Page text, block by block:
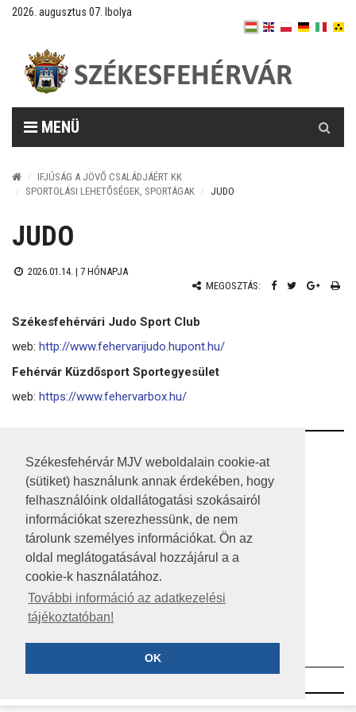
Székesfehérvár MJV weboldalain cookie-at
(sütiket) használunk annak érdekében, hogy
felhasználóink oldallátogatási szokásairól
információkat szerezhessünk, de nem
tárolunk személyes információkat. Ön az
oldal meglátogatásával hozzájárul a a
cookie-k használatához.
További információ az adatkezelési
tájékoztatóban!
OK
2026. augusztus 07. Ibolya
MENÜ
IFJÚSÁG A JÖVŐ CSALÁDJÁÉRT KK
SPORTOLÁSI LEHETŐSÉGEK, SPORTÁGAK
JUDO
JUDO
2026.01.14. | 7 HÓNAPJA
MEGOSZTÁS:
Székesfehérvári Judo Sport Club
web: http://www.fehervarijudo.hupont.hu/
Fehérvár Küzdősport Sportegyesület
web: https://www.fehervarbox.hu/
RSS
A HONLAP 2017.03.31-I ÁLLAPOTA
JOGI NYILATKOZAT
IMPRESSZUM
MÉDIAAJÁNLAT
KÖZÉRDEKŰ ADATOK
ADATVÉDELEM